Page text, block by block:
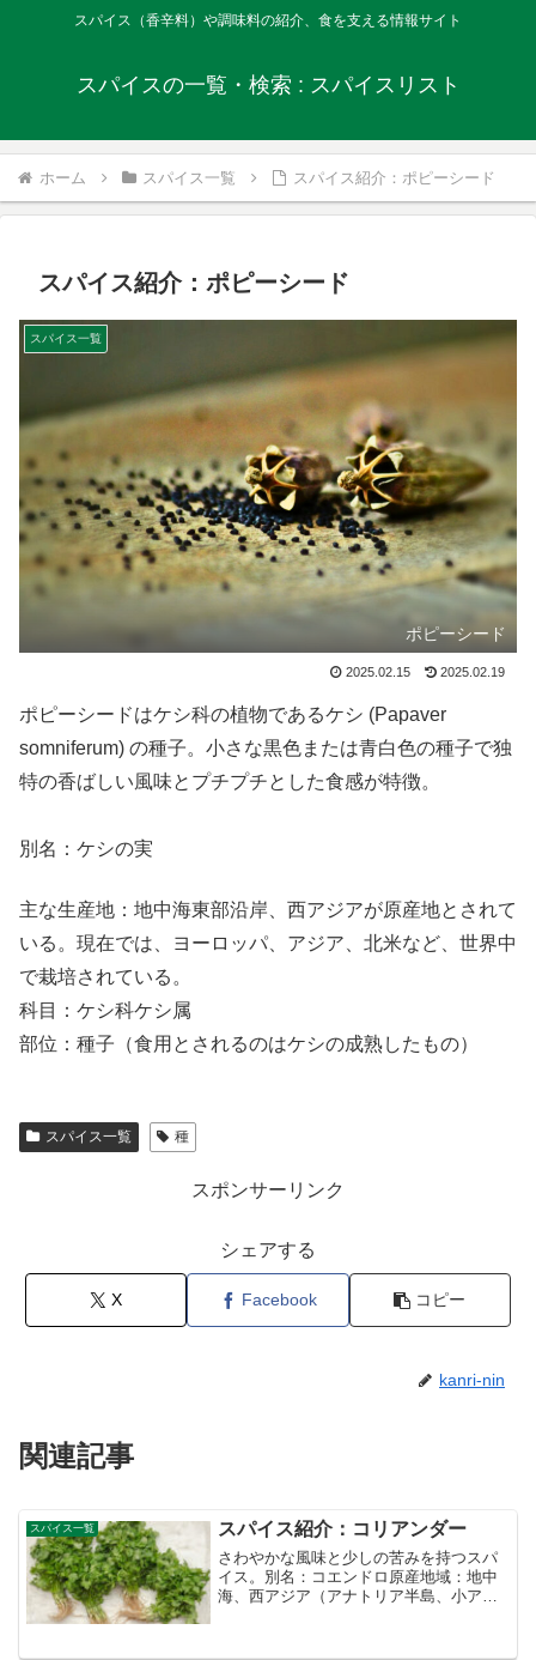
スパイス（香辛料）や調味料の紹介、食を支える情報サイト
スパイスの一覧・検索 : スパイスリスト
ホーム スパイス一覧 スパイス紹介：ポピーシード
スパイス紹介：ポピーシード
スパイス一覧
ポピーシード
2025.02.15 2025.02.19
ポピーシードはケシ科の植物であるケシ (Papaver
somniferum) の種子。小さな黒色または青白色の種子で独
特の香ばしい風味とプチプチとした食感が特徴。
別名：ケシの実
主な生産地：地中海東部沿岸、西アジアが原産地とされて
いる。現在では、ヨーロッパ、アジア、北米など、世界中
で栽培されている。
科目：ケシ科ケシ属
部位：種子（食用とされるのはケシの成熟したもの）
スパイス一覧 種
スポンサーリンク
シェアする
X Facebook コピー
kanri-nin
関連記事
スパイス一覧 スパイス紹介：コリアンダー
さわやかな風味と少しの苦みを持つスパ
イス。別名：コエンドロ原産地域：地中
海、西アジア（アナトリア半島、小アジ